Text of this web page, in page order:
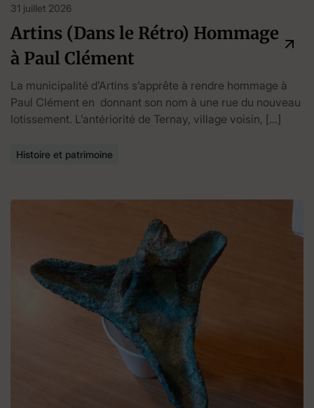
31 juillet 2026
Artins (Dans le Rétro) Hommage
à Paul Clément
La municipalité d’Artins s’apprête à rendre hommage à
Paul Clément en donnant son nom à une rue du nouveau
lotissement. L’antériorité de Ternay, village voisin, […]
Histoire et patrimoine